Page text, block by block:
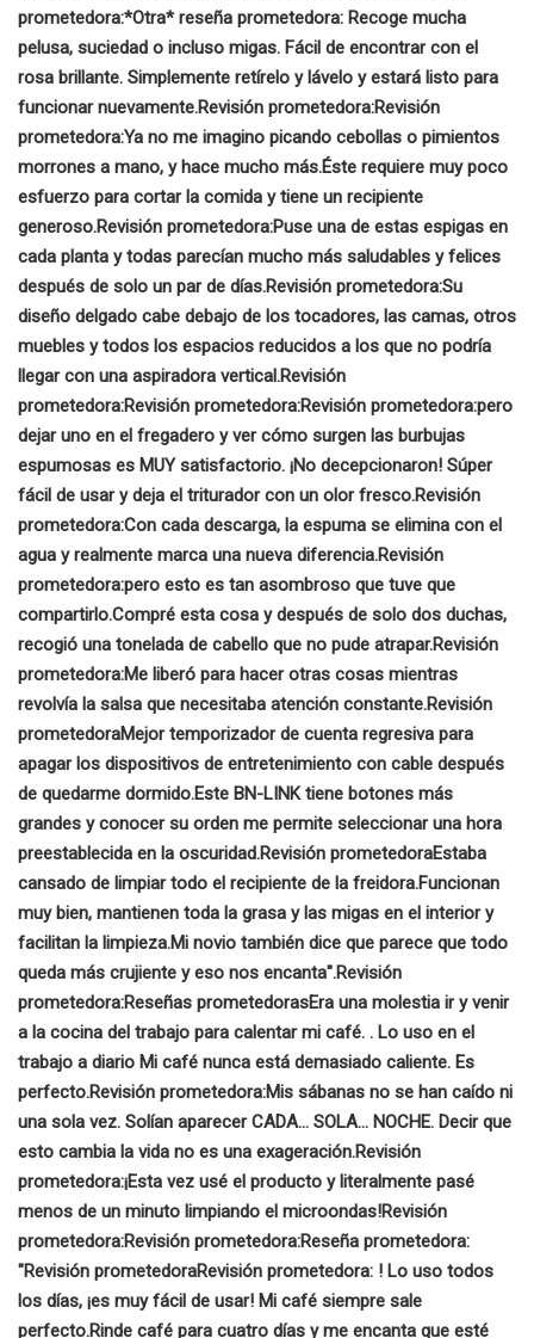
prometedora:*Otra* reseña prometedora: Recoge mucha
pelusa, suciedad o incluso migas. Fácil de encontrar con el
rosa brillante. Simplemente retírelo y lávelo y estará listo para
funcionar nuevamente.Revisión prometedora:Revisión
prometedora:Ya no me imagino picando cebollas o pimientos
morrones a mano, y hace mucho más.Éste requiere muy poco
esfuerzo para cortar la comida y tiene un recipiente
generoso.Revisión prometedora:Puse una de estas espigas en
cada planta y todas parecían mucho más saludables y felices
después de solo un par de días.Revisión prometedora:Su
diseño delgado cabe debajo de los tocadores, las camas, otros
muebles y todos los espacios reducidos a los que no podría
llegar con una aspiradora vertical.Revisión
prometedora:Revisión prometedora:Revisión prometedora:pero
dejar uno en el fregadero y ver cómo surgen las burbujas
espumosas es MUY satisfactorio. ¡No decepcionaron! Súper
fácil de usar y deja el triturador con un olor fresco.Revisión
prometedora:Con cada descarga, la espuma se elimina con el
agua y realmente marca una nueva diferencia.Revisión
prometedora:pero esto es tan asombroso que tuve que
compartirlo.Compré esta cosa y después de solo dos duchas,
recogió una tonelada de cabello que no pude atrapar.Revisión
prometedora:Me liberó para hacer otras cosas mientras
revolvía la salsa que necesitaba atención constante.Revisión
prometedoraMejor temporizador de cuenta regresiva para
apagar los dispositivos de entretenimiento con cable después
de quedarme dormido.Este BN-LINK tiene botones más
grandes y conocer su orden me permite seleccionar una hora
preestablecida en la oscuridad.Revisión prometedoraEstaba
cansado de limpiar todo el recipiente de la freidora.Funcionan
muy bien, mantienen toda la grasa y las migas en el interior y
facilitan la limpieza.Mi novio también dice que parece que todo
queda más crujiente y eso nos encanta".Revisión
prometedora:Reseñas prometedorasEra una molestia ir y venir
a la cocina del trabajo para calentar mi café. . Lo uso en el
trabajo a diario Mi café nunca está demasiado caliente. Es
perfecto.Revisión prometedora:Mis sábanas no se han caído ni
una sola vez. Solían aparecer CADA... SOLA... NOCHE. Decir que
esto cambia la vida no es una exageración.Revisión
prometedora:¡Esta vez usé el producto y literalmente pasé
menos de un minuto limpiando el microondas!Revisión
prometedora:Revisión prometedora:Reseña prometedora:
"Revisión prometedoraRevisión prometedora: ! Lo uso todos
los días, ¡es muy fácil de usar! Mi café siempre sale
perfecto.Rinde café para cuatro días y me encanta que esté